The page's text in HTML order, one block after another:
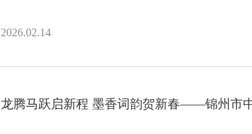
2026.02.14
龙腾马跃启新程 墨香词韵贺新春——锦州市